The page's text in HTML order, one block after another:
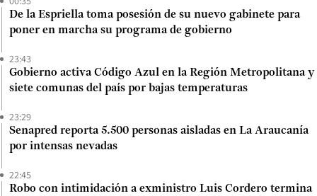
De la Espriella toma posesión de su nuevo gabinete para
poner en marcha su programa de gobierno
23:43
Gobierno activa Código Azul en la Región Metropolitana y
siete comunas del país por bajas temperaturas
23:29
Senapred reporta 5.500 personas aisladas en La Araucanía
por intensas nevadas
22:45
Robo con intimidación a exministro Luis Cordero termina